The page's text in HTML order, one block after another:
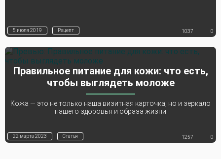
5 июля 2019 Рецепт 1037 0
Правильное питание для кожи: что есть,
чтобы выглядеть моложе
Кожа — это не только наша визитная карточка, но и зеркало
нашего здоровья и образа жизни
22 марта 2023 Статья 1257 0